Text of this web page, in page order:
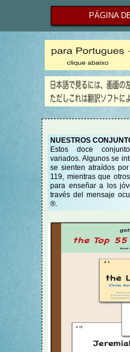
PÁGINA
NUESTROS
Estos doce
variados. Algunos se
se sienten atraídos
119, mientras que
para enseñar a los
través del mensaje
®.